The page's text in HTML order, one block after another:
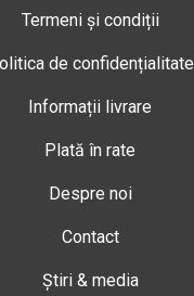
Termeni și condiții
de confidențialitate
Informații livrare
Plată în rate
Despre noi
Contact
Știri & media